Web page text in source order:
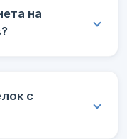
на
с